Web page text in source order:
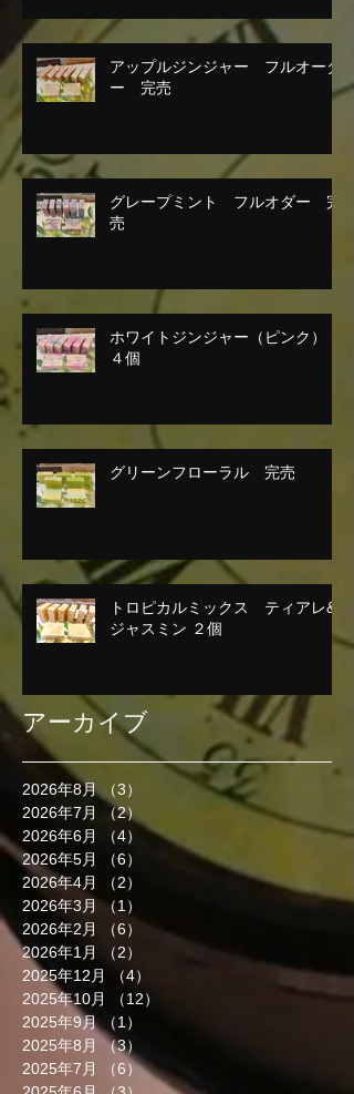
アップルジンジャー フルオーダ
ー 完売
グレープミント フルオダー 完
売
ホワイトジンジャー（ピンク）
４個
グリーンフローラル 完売
トロピカルミックス ティアレ&
ジャスミン ２個
アーカイブ
2026年8月 （3）
3件の記事
2026年7月
（2）
2026年6月
（4）
4件の記事
2026年5月
（6）
6件の記事
2026年4月
（2）
2026年3月 （1）
2026年2月
（6）
6件の記事
2026年1月
（2）
2件の記事
2025年12月
（4）
2025年10月
（12）
2025年9月
（1）
2025年8月
（3）
2025年7月
（6）6件の記事